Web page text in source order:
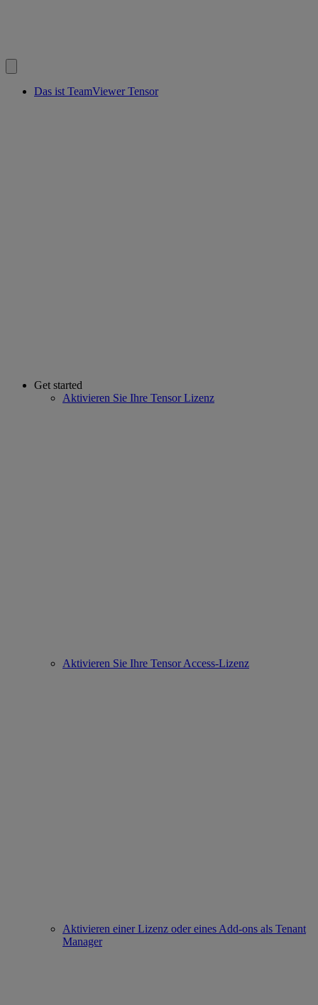
Das ist TeamViewer Tensor
Get started
Aktivieren Sie Ihre Tensor Lizenz
Aktivieren Sie Ihre Tensor Access-Lizenz
Aktivieren einer Lizenz oder eines Add-ons als Tenant
Manager